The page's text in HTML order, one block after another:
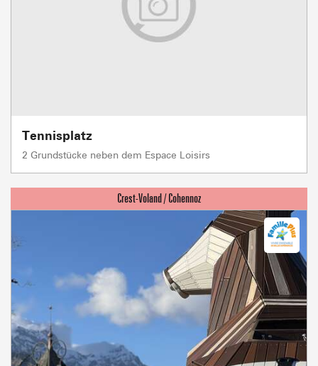
Tennisplatz
2 Grundstücke neben dem Espace Loisirs